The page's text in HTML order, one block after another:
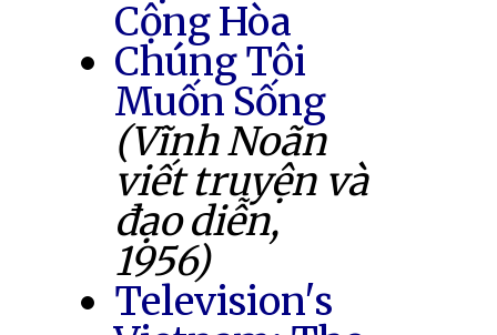
Cộng Hòa
Chúng Tôi
Muốn Sống
(Vĩnh Noãn
viết truyện và
đạo diễn,
1956)
Television's